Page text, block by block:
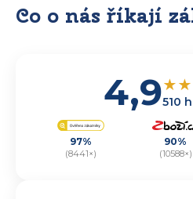
Co o nás říkají
4,9★★
510
97%
(8441×)
90%
(10588×)